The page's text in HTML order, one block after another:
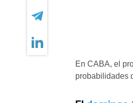
En CABA, el
probabilidades